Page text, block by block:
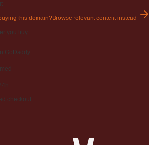
this domain?Browse relevant content instead
you buy
GoDaddy
checkout